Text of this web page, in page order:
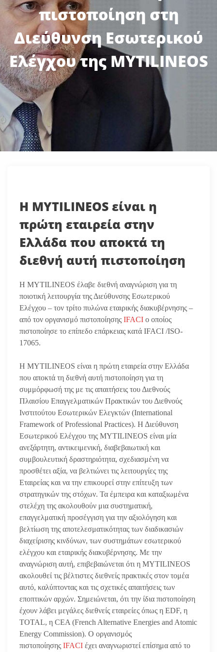
πιστοποίηση στη
Διεύθυνση Εσωτερικού
Ελέγχου της MYTILINEOS
Η MYTILINEOS είναι η
πρώτη εταιρεία στην
Ελλάδα που αποκτά τη
διεθνή αυτή πιστοποίηση
Η MYTILINEOS έλαβε διεθνή αναγνώριση για τη
ποιοτική λειτουργία της Διεύθυνσης Εσωτερικού
Ελέγχου – τον τρίτο πυλώνα εταιρικής διακυβέρνησης –
από τον οργανισμό πιστοποίησης IFACI ο οποίος
πιστοποίησε το επίπεδο επάρκειας κατά IFACI /ISO-
17065.
Η MYTILINEOS είναι η πρώτη εταιρεία στην Ελλάδα
που αποκτά τη διεθνή αυτή πιστοποίηση για τη
συμμόρφωσή της με τις απαιτήσεις του Διεθνούς
Πλαισίου Επαγγελματικών Πρακτικών του Διεθνούς
Ινστιτούτου Εσωτερικών Ελεγκτών (International
Framework of Professional Practices). Η Διεύθυνση
Εσωτερικού Ελέγχου της MYTILINEOS είναι μία
ανεξάρτητη, αντικειμενική, διαβεβαιωτική και
συμβουλευτική δραστηριότητα, σχεδιασμένη να
προσθέτει αξία, να βελτιώνει τις λειτουργίες της
Εταιρείας και να την επικουρεί στην επίτευξη των
στρατηγικών της στόχων. Τα έμπειρα και καταξιωμένα
στελέχη της ακολουθούν μια συστηματική,
επαγγελματική προσέγγιση για την αξιολόγηση και
βελτίωση της αποτελεσματικότητας των διαδικασιών
διαχείρισης κινδύνων, των συστημάτων εσωτερικού
ελέγχου και εταιρικής διακυβέρνησης. Με την
αναγνώριση αυτή, επιβεβαιώνεται ότι η MYTILINEOS
ακολουθεί τις βέλτιστες διεθνείς πρακτικές στον τομέα
αυτό, καλύπτοντας και τις σχετικές απαιτήσεις των
εποπτικών αρχών. Σημειώνεται, ότι την ίδια πιστοποίηση
έχουν λάβει μεγάλες διεθνείς εταιρείες όπως η EDF, η
TOTAL, η CEA (French Alternative Energies and Atomic
Energy Commission). Ο οργανισμός
πιστοποίησης IFACI έχει αναγνωριστεί επίσημα από το